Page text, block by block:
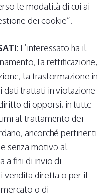
le modalità di cui ai
dei cookie”.
L’interessato ha il
la rettificazione,
la trasformazione in
dati trattati in violazione
di opporsi, in tutto
al trattamento dei
ancorché pertinenti
senza motivo al
a fini di invio di
vendita diretta o per il
o di